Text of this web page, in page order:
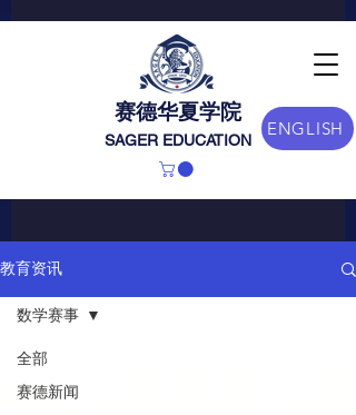
ENGLISH
赛德华夏学院
SAGER EDUCATION
教育资讯
全部
赛德新闻
数学赛事